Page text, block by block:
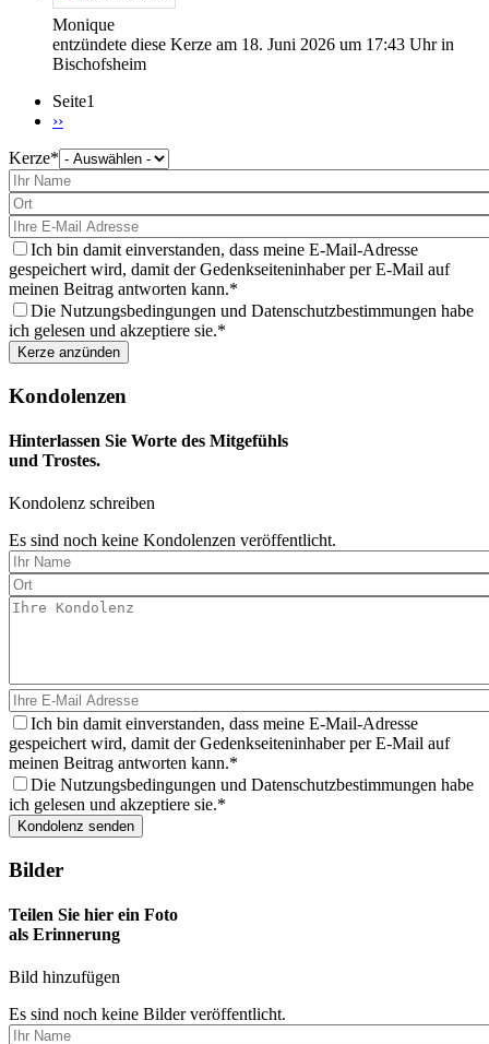
Monique
entzündete diese Kerze am 18. Juni 2026 um 17:43 Uhr in
Bischofsheim
Seite1
Nächste
››
Kerze
wählen
Sie
aus
Ich bin damit einverstanden, dass meine E-Mail-Adresse
gespeichert wird, damit der Gedenkseiteninhaber per E-Mail auf
meinen Beitrag antworten kann.
Die Nutzungsbedingungen und Datenschutzbestimmungen habe
ich gelesen und akzeptiere sie.
Kondolenzen
Hinterlassen Sie Worte des Mitgefühls
und Trostes.
Kondolenz schreiben
Es sind noch keine Kondolenzen veröffentlicht.
Ich bin damit einverstanden, dass meine E-Mail-Adresse
gespeichert wird, damit der Gedenkseiteninhaber per E-Mail auf
meinen Beitrag antworten kann.
Die Nutzungsbedingungen und Datenschutzbestimmungen habe
ich gelesen und akzeptiere sie.
Bilder
Teilen Sie hier ein Foto
als Erinnerung
Bild hinzufügen
Es sind noch keine Bilder veröffentlicht.